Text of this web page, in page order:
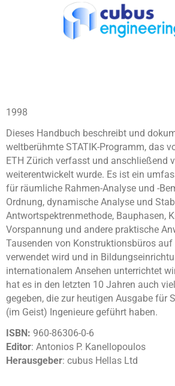
1998
Dieses Handbuch beschreibt und
weltberühmte STATIK-Programm, das
ETH Zürich verfasst und anschließend
weiterentwickelt wurde. Es ist ein
für räumliche Rahmen-Analyse und -
Ordnung, dynamische Analyse und
Antwortspektrenmethode, Bauphasen,
Vorspannung und andere praktische
Tausenden von Konstruktionsbüros auf
verwendet wird und in
internationalem Ansehen unterrichtet
hat es in den letzten 10 Jahren auch
gegeben, die zur heutigen Ausgabe für
(im Geist) Ingenieure geführt haben.
ISBN: 960-86306-0-6
Editor: Antonios P. Kanellopoulos
Herausgeber: cubus Hellas Ltd